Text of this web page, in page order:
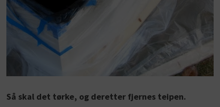
Så skal det tørke, og deretter fjernes teipen.